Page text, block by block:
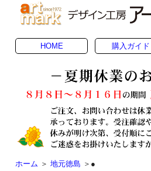
HOME 購入ガイド
ホーム ＞ 地元徳島 ＞●